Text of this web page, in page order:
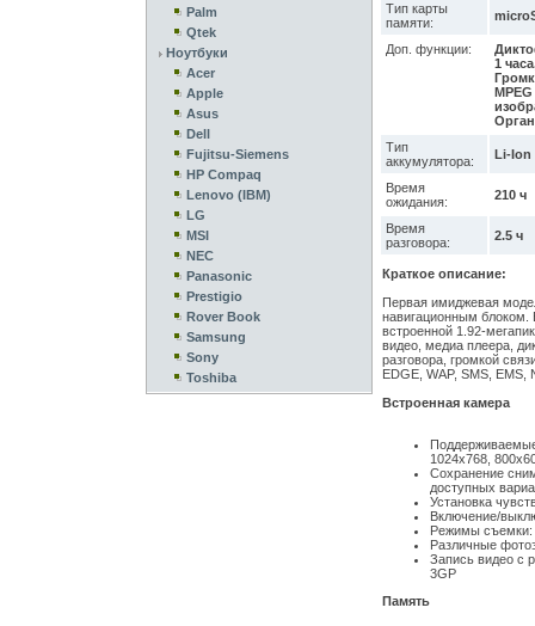
Palm
Qtek
Ноутбуки
Acer
Apple
Asus
Dell
Fujitsu-Siemens
HP Compaq
Lenovo (IBM)
LG
MSI
NEC
Panasonic
Prestigio
Rover Book
Samsung
Sony
Toshiba
Тип карты
памяти:
Доп. функции:
1
Тип
аккумулятора:
Li-Ion
Время
ожидания:
210 ч
Время
разговора:
2.5 ч
Краткое описание:
Первая имиджевая
навигационным блоком.
встроенной 1.92-
видео, медиа плеера,
разговора, громкой
EDGE, WAP, SMS, EMS,
Встроенная камера
1024х768,
Сохранение
доступных
Установка
Включение/
Режимы съемки:
Различные
Запись видео с
3GP
Память